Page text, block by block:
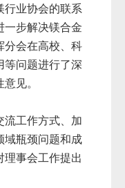
行业协会的联系
一步解决镁合金
分会在高校、科
等问题进行了深
见。
流工作方式、加
域瓶颈问题和成
理事会工作提出